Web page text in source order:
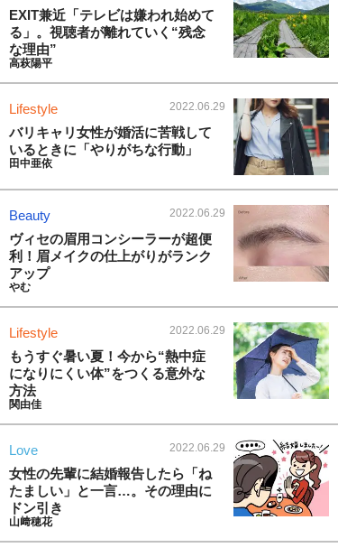
EXIT兼近「テレビは嫌われ始めて
る」。視聴者が離れていく“残念
な理由”
高萩陽平
Lifestyle 2022.06.29
バリキャリ女性が婚活に苦戦して
いるときに「やりがちな行動」
田中亜依
Beauty 2022.06.29
ヴィセの眉用コンシーラーが超便
利！眉メイクの仕上がりがランク
アップ
やむ
Lifestyle 2022.06.29
もうすぐ暑い夏！今から“熱中症
になりにくい体”をつくる意外な
方法
関由佳
Love 2022.06.29
女性の先輩に結婚報告したら「ね
たましい」と一言…。その理由に
ドン引き
山﨑穂花